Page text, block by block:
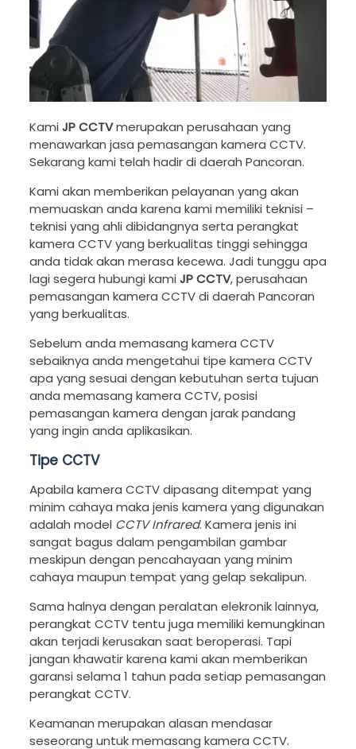
Kami JP CCTVmerupakan perusahaan yang
menawarkan jasa pemasangan kamera CCTV.
Sekarang kami telah hadir di daerah Pancoran.
Kami akan memberikan pelayanan yang akan
memuaskan anda karena kami memiliki teknisi –
teknisi yang ahli dibidangnya serta perangkat
kamera CCTV yang berkualitas tinggi sehingga
anda tidak akan merasa kecewa. Jadi tunggu apa
lagi segera hubungi kami JP CCTV, perusahaan
pemasangan kamera CCTV di daerah Pancoran
yang berkualitas.
Sebelum anda memasang kamera CCTV
sebaiknya anda mengetahui tipe kamera CCTV
apa yang sesuai dengan kebutuhan serta tujuan
anda memasang kamera CCTV, posisi
pemasangan kamera dengan jarak pandang
yang ingin anda aplikasikan.
Tipe CCTV
Apabila kamera CCTV dipasang ditempat yang
minim cahaya maka jenis kamera yang digunakan
adalah model CCTV Infrared. Kamera jenis ini
sangat bagus dalam pengambilan gambar
meskipun dengan pencahayaan yang minim
cahaya maupun tempat yang gelap sekalipun.
Sama halnya dengan peralatan elekronik lainnya,
perangkat CCTV tentu juga memiliki kemungkinan
akan terjadi kerusakan saat beroperasi. Tapi
jangan khawatir karena kami akan memberikan
garansi selama 1 tahun pada setiap pemasangan
perangkat CCTV.
Keamanan merupakan alasan mendasar
seseorang untuk memasang kamera CCTV.